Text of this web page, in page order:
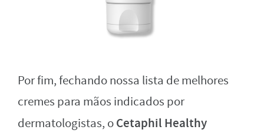
Por fim, fechando nossa lista de melhores
cremes para mãos indicados por
dermatologistas, oCetaphil Healthy